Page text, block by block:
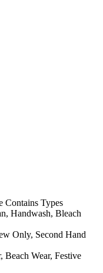
Contains Types
Handwash, Bleach
Only, Second Hand
Beach Wear, Festive